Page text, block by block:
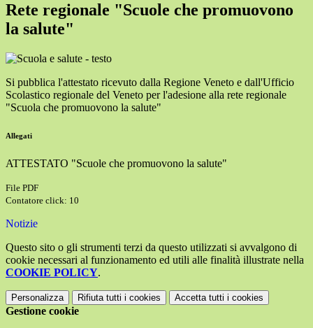
Rete regionale "Scuole che promuovono
la salute"
Si pubblica l'attestato ricevuto dalla Regione Veneto e dall'Ufficio
Scolastico regionale del Veneto per l'adesione alla rete regionale
"Scuola che promuovono la salute"
Allegati
ATTESTATO "Scuole che promuovono la salute"
File PDF
Contatore click: 10
Notizie
Questo sito o gli strumenti terzi da questo utilizzati si avvalgono di
cookie necessari al funzionamento ed utili alle finalità illustrate nella
COOKIE POLICY.
Personalizza Rifiuta tutti i cookies Accetta tutti i cookies
Gestione cookie